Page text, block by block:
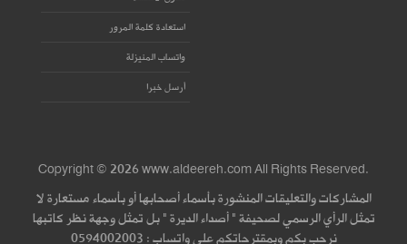
استعادة كلمة المرور
واتساب المنيزلة
أرسل خبرا
Copyright © 2026 www.aldeereh.com All Rights Reserved.
المشاركات والتعليقات المنشورة بأسماء أصحابها أو بأسماء مستعارة لا
تمثل الرأي الرسمي لصحيفة " أصداء الديرة " بل تمثل وجهة نظر كاتبها
نرحب بكم وبمقترحاتكم على واتساب : 0594002003